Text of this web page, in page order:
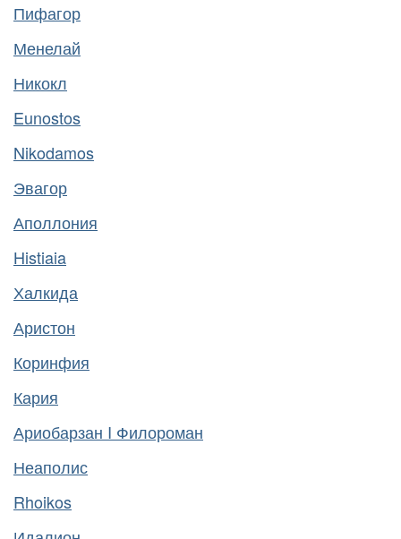
Пифагор
Менелай
Никокл
Eunostos
Nikodamos
Эвагор
Аполлония
Histiaia
Халкида
Аристон
Коринфия
Кария
Ариобарзан I Филороман
Неаполис
Rhoikos